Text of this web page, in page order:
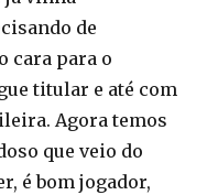
de
cara para o
titular e até com
Agora temos
que veio do
é bom jogador,